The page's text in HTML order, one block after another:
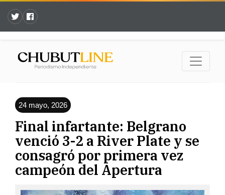
24 mayo, 2026
Final infartante: Belgrano
venció 3-2 a River Plate y se
consagró por primera vez
campeón del Apertura